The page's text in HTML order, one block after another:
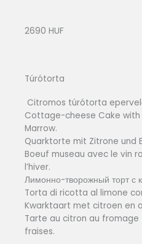
2690 HUF
Túrótorta
Citromos túrótorta
Cottage-cheese Cake with
Marrow.
Quarktorte mit Zitrone und
Boeuf museau avec le vin
l’hiver.
Лимонно-творожный торт с
Torta di ricotta al limone
Kwarktaart met citroen en
Tarte au citron au
fraises.